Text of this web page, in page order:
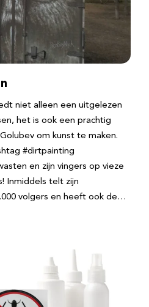
niet alleen een uitgelezen
het is ook een prachtig
om kunst te maken.
#dirtpainting
en zijn vingers op vieze
Inmiddels telt zijn
volgers en heeft ook de…